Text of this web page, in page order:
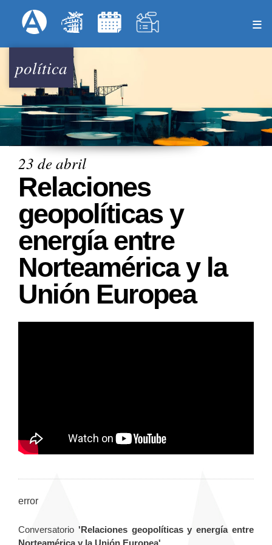
al
Menú Superior
política
23 de abril
Relaciones
geopolíticas y
energía entre
Norteamérica y la
Unión Europea
error
Conversatorio 'Relaciones geopolíticas y energía entre